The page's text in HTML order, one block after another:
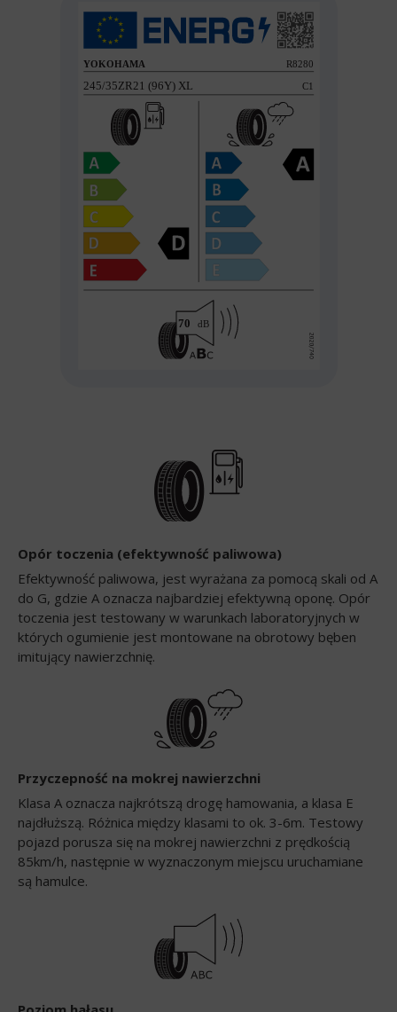
Opór toczenia (efektywność paliwowa)
Efektywność paliwowa, jest wyrażana za pomocą skali od A
do G, gdzie A oznacza najbardziej efektywną oponę. Opór
toczenia jest testowany w warunkach laboratoryjnych w
których ogumienie jest montowane na obrotowy bęben
imitujący nawierzchnię.
Przyczepność na mokrej nawierzchni
Klasa A oznacza najkrótszą drogę hamowania, a klasa E
najdłuższą. Różnica między klasami to ok. 3-6m. Testowy
pojazd porusza się na mokrej nawierzchni z prędkością
85km/h, następnie w wyznaczonym miejscu uruchamiane
są hamulce.